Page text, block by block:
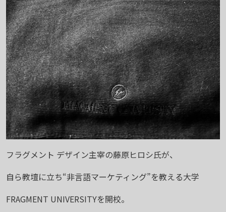
フラグメント デザイン主宰の藤原ヒロシ氏が、
自ら教壇に立ち“非言語マーケティング”を教える大学
FRAGMENT UNIVERSITYを開校。